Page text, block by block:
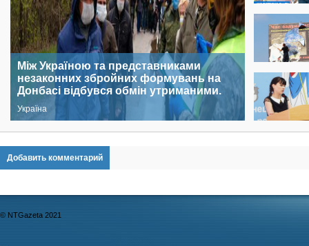
Між Україною та представниками
незаконних збройних формувань на
Донбасі відбувся обмін утриманими.
Україна
Добавить комментарий
© NTGazeta 2021